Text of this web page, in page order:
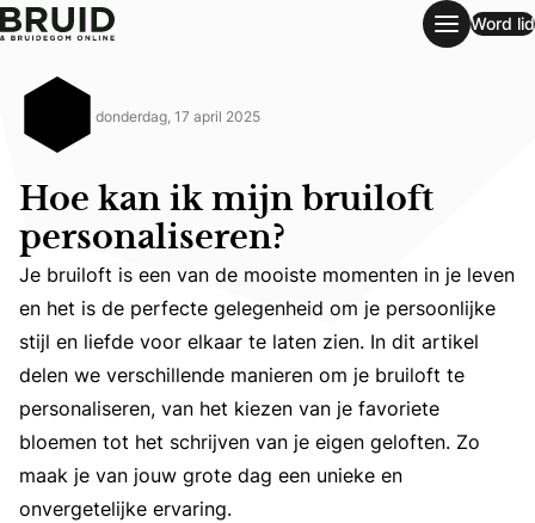
Word lid
donderdag, 17 april 2025
Hoe kan ik mijn bruiloft
personaliseren?
Je bruiloft is een van de mooiste momenten in je leven
Je bruiloft is een van de mooiste momenten in je leven
en het is de perfecte gelegenheid om je persoonlijke
stijl en liefde voor elkaar te laten zien. In dit artikel
delen we verschillende manieren om je bruiloft te
personaliseren, van het kiezen van je favoriete
bloemen tot het schrijven van je eigen geloften. Zo
maak je van jouw grote dag een unieke en
onvergetelijke ervaring.